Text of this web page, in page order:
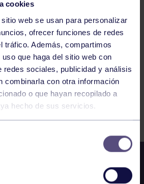
cookies
web se usan para personalizar
ofrecer funciones de redes
tráfico. Además, compartimos
que haga del sitio web con
redes sociales, publicidad y análisis
combinarla con otra información
o que hayan recopilado a
hecho de sus servicios.
19:00. GRUPO BEGOÑA